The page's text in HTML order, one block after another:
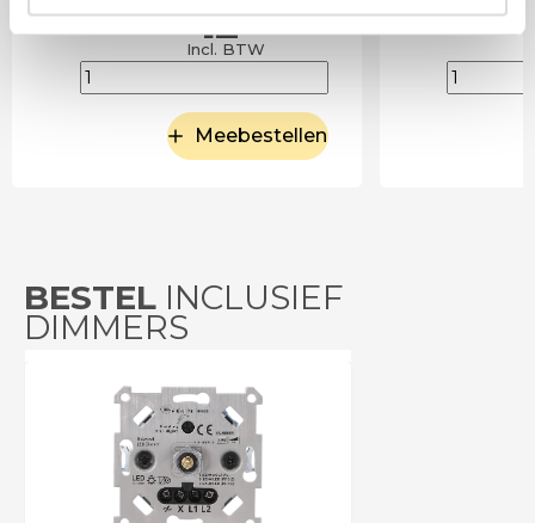
12,95
Incl. BTW
Meebestellen
BESTEL INCLUSIEF
DIMMERS